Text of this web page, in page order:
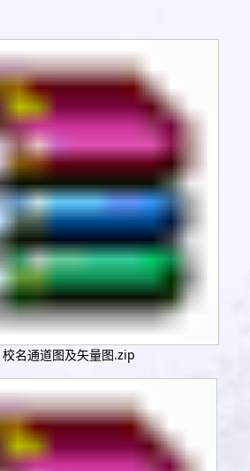
名通道图及矢量图.zip